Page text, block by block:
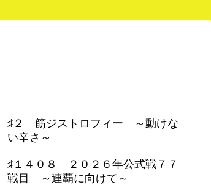
♯２ 筋ジストロフィー ～動けな
い辛さ～
♯１４０８ ２０２６年公式戦７７
戦目 ～連覇に向けて～